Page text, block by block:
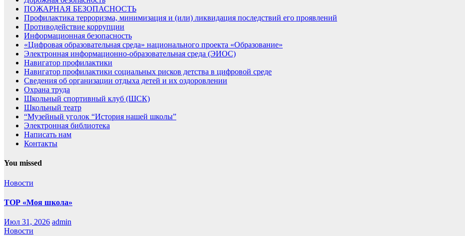
ПОЖАРНАЯ БЕЗОПАСНОСТЬ
Профилактика терроризма, минимизация и (или) ликвидация последствий его проявлений
Противодействие коррупции
Информационная безопасность
«Цифровая образовательная среда» национального проекта «Образование»
Электронная информационно-образовательная среда (ЭИОС)
Навигатор профилактики
Навигатор профилактики социальных рисков детства в цифровой среде
Сведения об организации отдыха детей и их оздоровлении
Охрана труда
Школьный спортивный клуб (ШСК)
Школьный театр
“Музейный уголок “История нашей школы”
Электронная библиотека
Написать нам
Контакты
You missed
Новости
ТОР «Моя школа»
Июл 31, 2026 admin
Новости